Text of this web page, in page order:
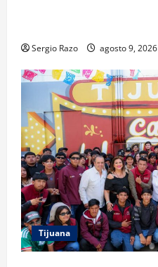
Sergio Razo agosto 9, 2026
Tijuana